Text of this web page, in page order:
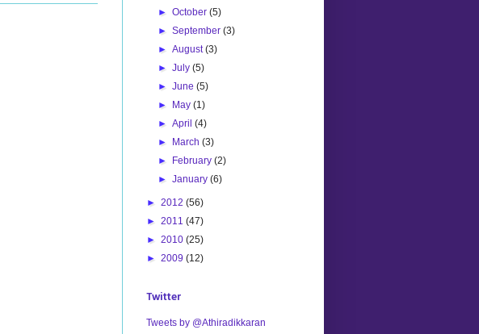
►October(5)
►September(3)
►August(3)
►July(5)
►June(5)
► May(1)
►April(4)
► March(3)
► February(2)
►January(6)
► 2012 (56)
► 2011 (47)
► 2010 (25)
► 2009 (12)
Twitter
Tweets by @Athiradikkaran